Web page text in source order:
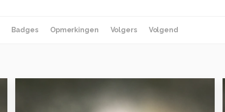
Badges Opmerkingen Volgers Volgend